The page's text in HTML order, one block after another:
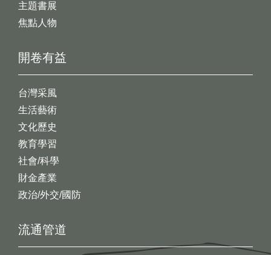
開卷有益
台灣采風
生活藝術
文化歷史
教育學習
社會/科學
財金產業
政治/外交/國防
主題書展
焦點人物
流通管道